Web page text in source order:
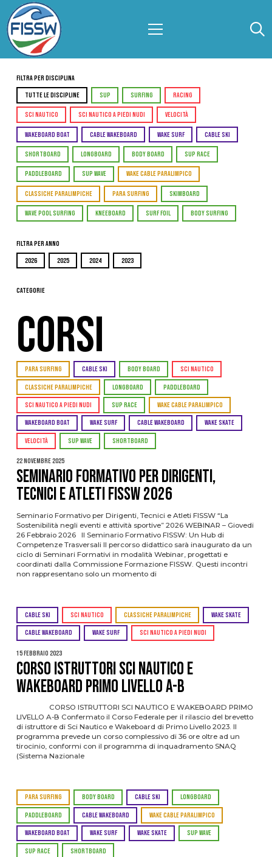
Filtra per Disciplina
TUTTE LE DISCIPLINE SUP SURFING RACING
SCI NAUTICO SCI NAUTICO A PIEDI NUDI VELOCITÀ
WAKEBOARD BOAT CABLE WAKEBOARD WAKE SURF CABLE SKI
SHORTBOARD LONGBOARD BODY BOARD SUP RACE
PADDLEBOARD SUP WAVE WAKE CABLE PARALIMPICO
CLASSICHE PARALIMPICHE PARA SURFING SKIMBOARD
WAVE POOL SURFING KNEEBOARD SURF FOIL BODY SURFING
Filtra per Anno
2026 2025 2024 2023
Categorie
CORSI
PARA SURFING CABLE SKI BODY BOARD SCI NAUTICO
CLASSICHE PARALIMPICHE LONGBOARD PADDLEBOARD
SCI NAUTICO A PIEDI NUDI SUP RACE WAKE CABLE PARALIMPICO
WAKEBOARD BOAT WAKE SURF CABLE WAKEBOARD WAKE SKATE
VELOCITÀ SUP WAVE SHORTBOARD
22 Novembre 2025
Seminario Formativo per Dirigenti,
Tecnici e Atleti FISSW 2026
Seminario Formativo per Dirigenti, Tecnici e Atleti FISSW “La
Sostenibilità negli eventi e attività sportive” 2026 WEBINAR – Giovedi
26 Febbraio 2026 Il Seminario Formativo FISSW: Un Hub di
Competenze Trasversali Il percorso didattico sarà inaugurato da un
ciclo di Seminari Formativi in modalità Webinar, progettati e
coordinati dalla Commissione Formazione FISSW. Questi incontri
non rappresentano solo un momento di
CABLE SKI SCI NAUTICO CLASSICHE PARALIMPICHE WAKE SKATE
CABLE WAKEBOARD WAKE SURF SCI NAUTICO A PIEDI NUDI
15 Febbraio 2023
CORSO ISTRUTTORI SCI NAUTICO E
WAKEBOARD PRIMO LIVELLO A-B
CORSO ISTRUTTORI SCI NAUTICO E WAKEBOARD PRIMO
LIVELLO A-B Confermato il Corso Federale per il rilascio del brevetto
di istruttore di Sci Nautico e Wakeboard di Primo Livello 2023. Il
programma prevede un corso complessivo di 36 ore oltre ad un
tirocinio, conformi con il programma di inquadramento SNAQ
(Sistema Nazionale
PARA SURFING BODY BOARD CABLE SKI LONGBOARD
PADDLEBOARD CABLE WAKEBOARD WAKE CABLE PARALIMPICO
WAKEBOARD BOAT WAKE SURF WAKE SKATE SUP WAVE
SUP RACE SHORTBOARD